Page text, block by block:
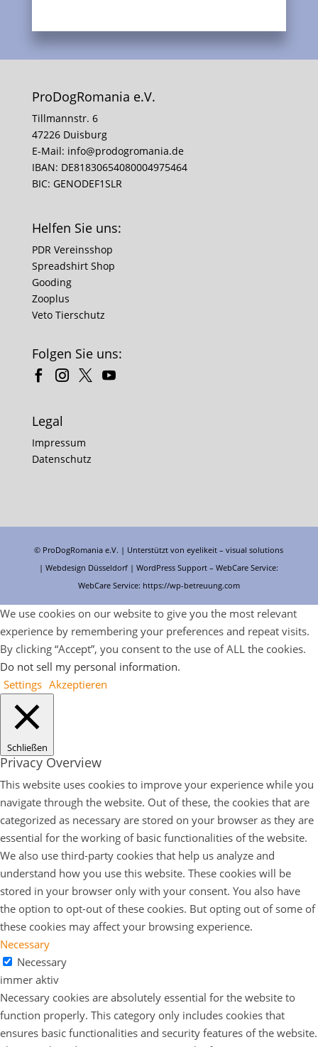
ProDogRomania e.V.
Tillmannstr. 6
47226 Duisburg
E-Mail: info@prodogromania.de
IBAN: DE81830654080004975464
BIC: GENODEF1SLR
Helfen Sie uns:
PDR Vereinsshop
Spreadshirt Shop
Gooding
Zooplus
Veto Tierschutz
Folgen Sie uns:
Legal
Impressum
Datenschutz
© ProDogRomania e.V. | Unterstützt voneyelikeit – visual solutions
| Webdesign Düsseldorf |WordPress Support – WebCare Service:
WebCare Service: https://wp-betreuung.com
We use cookies on our website to give you the most relevant
experience by remembering your preferences and repeat visits.
By clicking “Accept”, you consent to the use of ALL the cookies.
Do not sell my personal information.
Settings Akzeptieren
Schließen
Privacy Overview
This website uses cookies to improve your experience while you
navigate through the website. Out of these, the cookies that are
categorized as necessary are stored on your browser as they are
essential for the working of basic functionalities of the website.
We also use third-party cookies that help us analyze and
understand how you use this website. These cookies will be
stored in your browser only with your consent. You also have
the option to opt-out of these cookies. But opting out of some of
these cookies may affect your browsing experience.
Necessary
Necessary
immer aktiv
Necessary cookies are absolutely essential for the website to
function properly. This category only includes cookies that
ensures basic functionalities and security features of the website.